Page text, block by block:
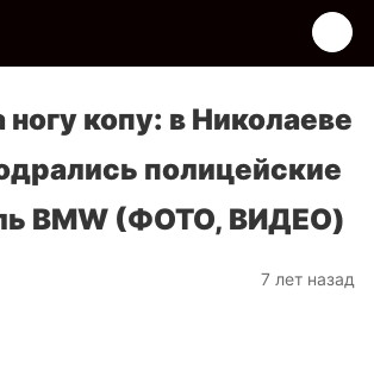
ногу копу: в Николаеве
полицейские
BMW (ФОТО, ВИДЕО)
7 лет назад